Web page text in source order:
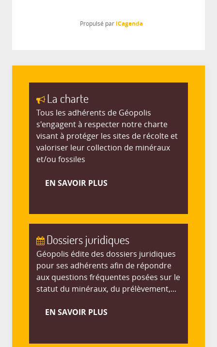
Propulsé par iCagenda
La charte
Tous les adhérents de Géopolis
s'engagent à respecter notre charte
visant à protéger les sites de récolte et
valoriser leur collection de minéraux
et/ou fossiles
EN SAVOIR PLUS
Dossiers juridiques
Géopolis édite des dossiers juridiques
pour ses adhérents afin de répondre
aux questions fréquentes posées sur le
statut du minéraux, du prélèvement,...
EN SAVOIR PLUS